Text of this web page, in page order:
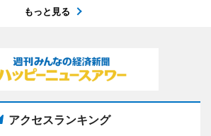
もっと見る
アクセスランキング